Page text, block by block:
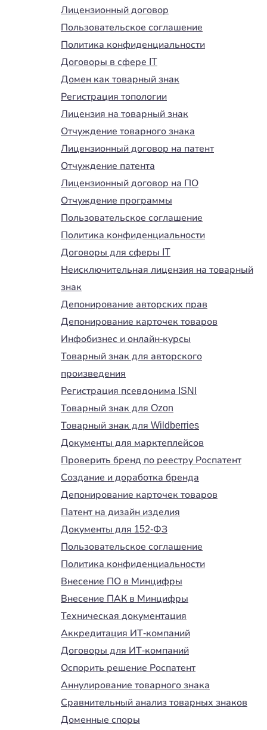
Лицензионный договор
Пользовательское соглашение
Политика конфиденциальности
Договоры в сфере IT
Домен как товарный знак
Регистрация топологии
Лицензия на товарный знак
Отчуждение товарного знака
Лицензионный договор на патент
Отчуждение патента
Лицензионный договор на ПО
Отчуждение программы
Пользовательское соглашение
Политика конфиденциальности
Договоры для сферы IT
Неисключительная лицензия на товарный
знак
Депонирование авторских прав
Депонирование карточек товаров
Инфобизнес и онлайн-курсы
Товарный знак для авторского
произведения
Регистрация псевдонима ISNI
Товарный знак для Ozon
Товарный знак для Wildberries
Документы для марктеплейсов
Проверить бренд по реестру Роспатент
Создание и доработка бренда
Депонирование карточек товаров
Патент на дизайн изделия
Документы для 152-ФЗ
Пользовательское соглашение
Политика конфиденциальности
Внесение ПО в Минцифры
Внесение ПАК в Минцифры
Техническая документация
Аккредитация ИТ-компаний
Договоры для ИТ-компаний
Оспорить решение Роспатент
Аннулирование товарного знака
Сравнительный анализ товарных знаков
Доменные споры